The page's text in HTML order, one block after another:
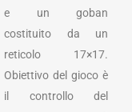
e un goban
costituito da un
reticolo 17×17.
Obiettivo del gioco è
il controllo del